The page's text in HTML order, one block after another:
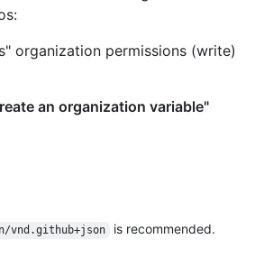
organization permissions (write)
an organization variable"
vnd.github+json is recommended.